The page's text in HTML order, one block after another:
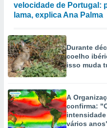
velocidade de Portugal:
lama, explica Ana Palma
Durante
coelho
isso muda
A
confirma:
vários